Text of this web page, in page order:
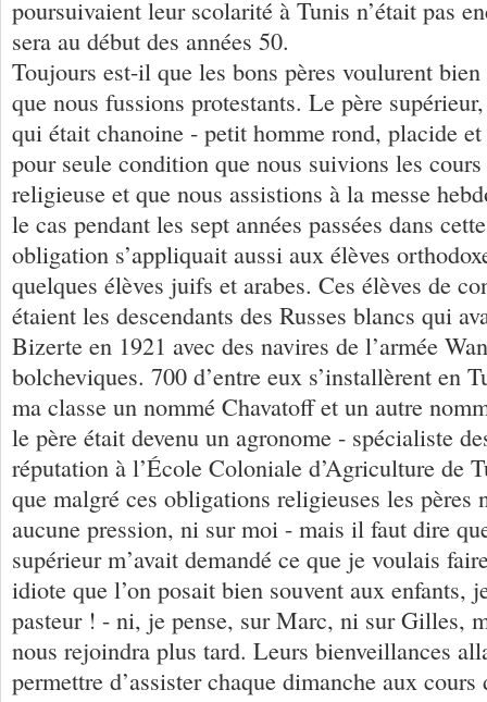
poursuivaient leur scolarité à Tunis n’était pas
sera au début des années 50.
Toujours est-il que les bons pères voulurent
que nous fussions protestants. Le père
qui était chanoine - petit homme rond, placide
pour seule condition que nous suivions les
religieuse et que nous assistions à la messe
le cas pendant les sept années passées dans
obligation s’appliquait aussi aux élèves
quelques élèves juifs et arabes. Ces élèves de
étaient les descendants des Russes blancs qui
Bizerte en 1921 avec des navires de l’armée
bolcheviques. 700 d’entre eux s’installèrent en
ma classe un nommé Chavatoff et un autre
le père était devenu un agronome - spécialiste
réputation à l’École Coloniale d’Agriculture de
que malgré ces obligations religieuses les pères
aucune pression, ni sur moi - mais il faut dire
supérieur m’avait demandé ce que je voulais
idiote que l’on posait bien souvent aux enfants,
pasteur ! - ni, je pense, sur Marc, ni sur Gilles,
nous rejoindra plus tard. Leurs bienveillances
permettre d’assister chaque dimanche aux cours